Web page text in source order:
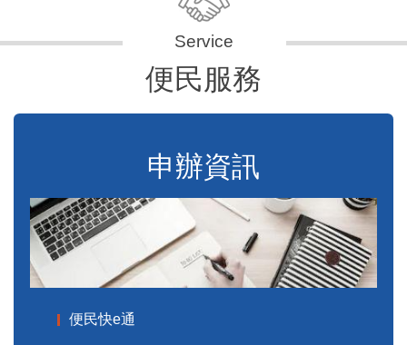
便民服務
申辦資訊
便民快e通